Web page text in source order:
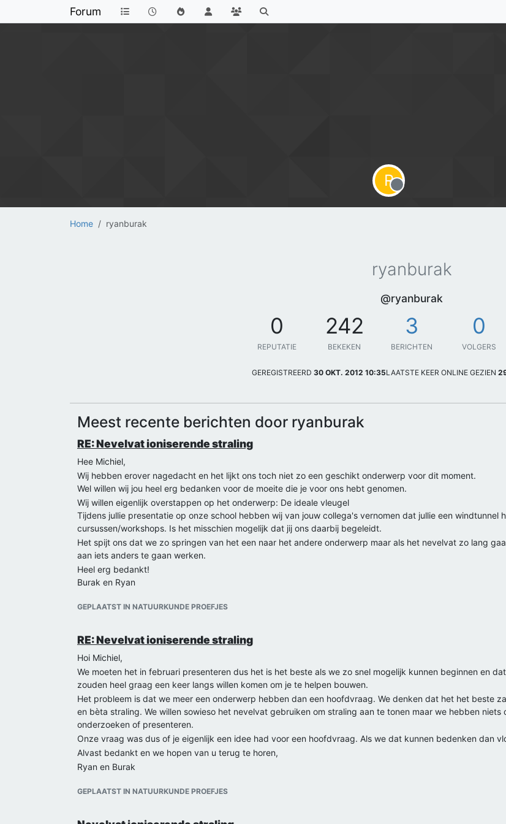
Forum
Home ryanburak
R
Offline
ryanburak
@ryanburak
0
REPUTATIE
242
BEKEKEN
3
BERICHTEN
0
VOLGERS
GEREGISTREERD 30 OKT. 2012 10:35LAATSTE KEER ONLINE GEZIEN
Meest recente berichten door ryanburak
RE: Nevelvat ioniserende straling
Hee Michiel,
Wij hebben erover nagedacht en het lijkt ons toch niet zo een geschikt onderwerp voor dit moment.
Wel willen wij jou heel erg bedanken voor de moeite die je voor ons hebt genomen.
Wij willen eigenlijk overstappen op het onderwerp: De ideale vleugel
Tijdens jullie presentatie op onze school hebben wij van jouw collega's vernomen dat jullie een windtunnel
cursussen/workshops. Is het misschien mogelijk dat jij ons daarbij begeleidt.
Het spijt ons dat we zo springen van het een naar het andere onderwerp maar als het nevelvat zo lang
aan iets anders te gaan werken.
Heel erg bedankt!
Burak en Ryan
GEPLAATST IN NATUURKUNDE PROEFJES
RE: Nevelvat ioniserende straling
Hoi Michiel,
We moeten het in februari presenteren dus het is het beste als we zo snel mogelijk kunnen beginnen en
zouden heel graag een keer langs willen komen om je te helpen bouwen.
Het probleem is dat we meer een onderwerp hebben dan een hoofdvraag. We denken dat het het beste
en bèta straling. We willen sowieso het nevelvat gebruiken om straling aan te tonen maar we hebben
onderzoeken of presenteren.
Onze vraag was dus of je eigenlijk een idee had voor een hoofdvraag. Als we dat kunnen bedenken dan
Alvast bedankt en we hopen van u terug te horen,
Ryan en Burak
GEPLAATST IN NATUURKUNDE PROEFJES